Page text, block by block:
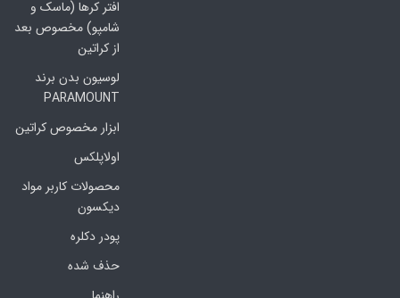
افتر کرها (ماسک و
شامپو) مخصوص بعد
از کراتین
لوسیون بدن برند
PARAMOUNT
ابزار مخصوص کراتین
اولاپلکس
محصولات کاربر مواد
دیکسون
پودر دکلره
حذف شده